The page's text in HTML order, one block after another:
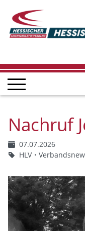
Nachruf
07.07.2026
HLV